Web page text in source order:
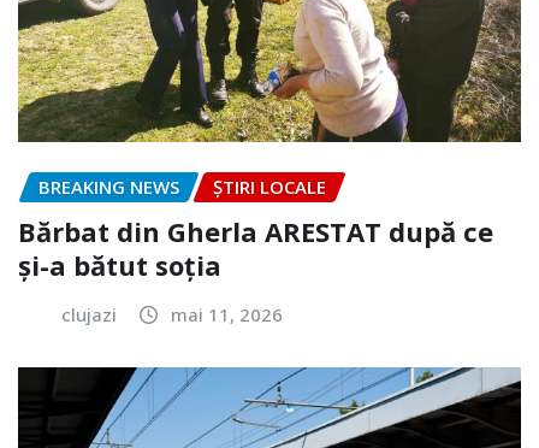
BREAKING NEWS ȘTIRI LOCALE
Bărbat din Gherla ARESTAT după ce
și-a bătut soția
clujazi mai 11, 2026